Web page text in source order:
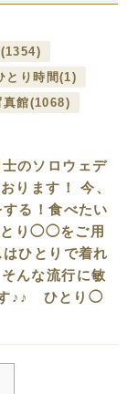
(1354)
とり時間(1)
真館(1068)
のソロウェデ
ります！ 今、
る！食べたい
り◯◯をご用
ひとりで着れ
んな流行に敏
す♪♪ ひとり◯